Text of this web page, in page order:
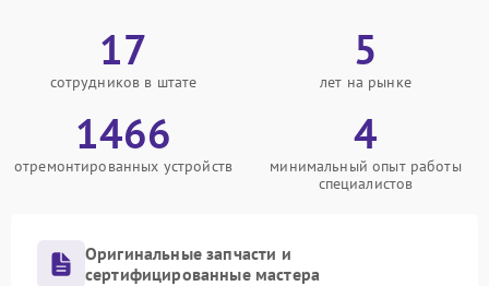
17
сотрудников в штате
5
лет на рынке
1466
отремонтированных устройств
4
минимальный опыт работы
специалистов
Оригинальные запчасти и
сертифицированные мастера